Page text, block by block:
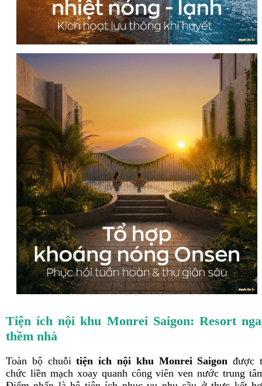
Tiện ích nội khu Monrei Saigon: Resort
thềm nhà
Toàn bộ chuỗitiện ích nội khu Monrei Saigon được
chức liền mạch xoay quanh công viên ven nước trung